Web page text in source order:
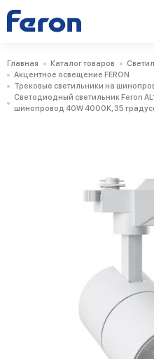
Главная Каталог товаров
Акцентное освещение FERON
Трековые светильники на
Светодиодный светильник Feron
шинопровод 40W 4000K, 35